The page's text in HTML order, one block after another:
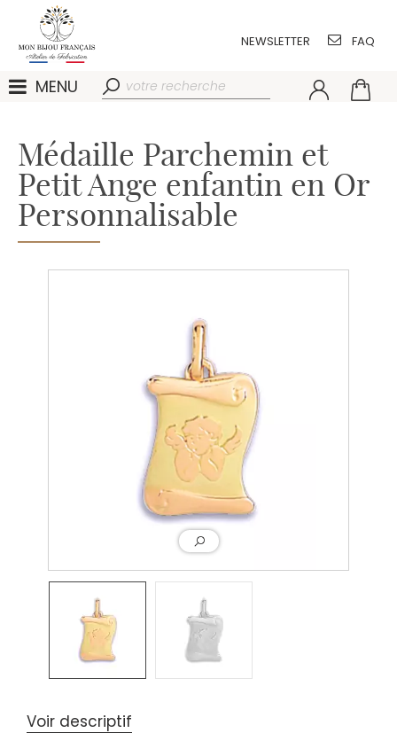
NEWSLETTER FAQ
MENU
Médaille Parchemin et
Petit Ange enfantin en Or
Personnalisable
Voir descriptif